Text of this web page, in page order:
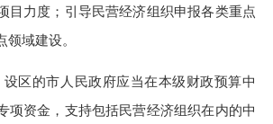
目力度；引导民营经济组织申报各类重点
域建设。
设区的市人民政府应当在本级财政预算中
项资金，支持包括民营经济组织在内的中